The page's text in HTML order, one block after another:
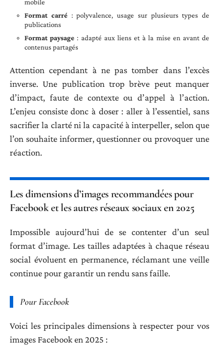
mobile
Format carré: polyvalence, usage sur plusieurs types de
publications
Format paysage : adapté aux liens et à la mise en avant de
contenus partagés
Attention cependant à ne pas tomber dans l’excès
inverse. Une publication trop brève peut manquer
d’impact, faute de contexte ou d’appel à l’action.
L’enjeu consiste donc à doser : aller à l’essentiel, sans
sacrifier la clarté ni la capacité à interpeller, selon que
l’on souhaite informer, questionner ou provoquer une
réaction.
Les dimensions d’images recommandées pour
Facebook et les autres réseaux sociaux en 2025
Impossible aujourd’hui de se contenter d’un seul
format d’image. Les tailles adaptées à chaque réseau
social évoluent en permanence, réclamant une veille
continue pour garantir un rendu sans faille.
Pour Facebook
Voici les principales dimensions à respecter pour vos
images Facebook en 2025 :